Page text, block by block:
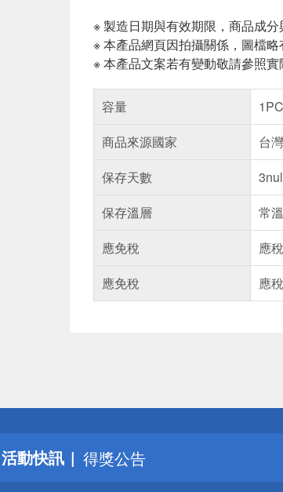
※ 製造日期與有效期限，商品成
※ 本產品網頁因拍攝關係，圖檔
※ 本產品文案若有變動敬請參照
容量
商品來源國家
台灣
保存天數
保存溫層
常溫
應免稅
應稅
應免稅
應稅
活動快訊
詐騙網頁！請小心！
得獎公告
熱門話題
銀行優惠